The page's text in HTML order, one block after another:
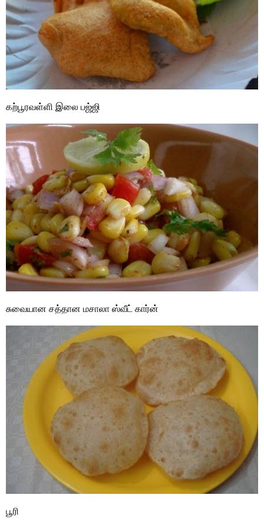
கற்பூரவள்ளி இலை பஜ்ஜி
சுவையான சத்தான மசாலா ஸ்வீட் கார்ன்
பூரி